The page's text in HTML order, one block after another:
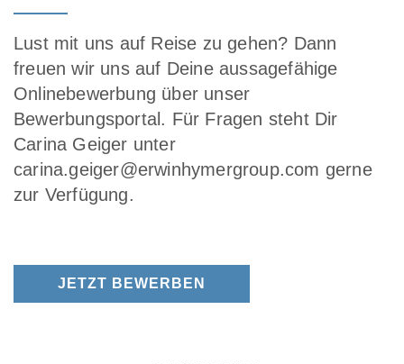
Lust mit uns auf Reise zu gehen? Dann
freuen wir uns auf Deine aussagefähige
Onlinebewerbung über unser
Bewerbungsportal. Für Fragen steht Dir
Carina Geiger unter
carina.geiger@erwinhymergroup.com gerne
zur Verfügung.
JETZT BEWERBEN